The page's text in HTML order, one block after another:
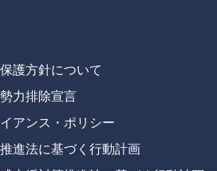
護方針について
力排除宣言
アンス・ポリシー
進法に基づく行動計画